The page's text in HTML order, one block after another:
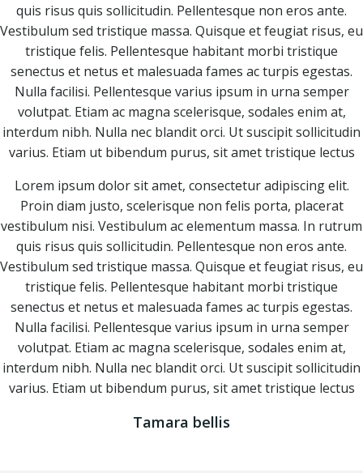
quis risus quis sollicitudin. Pellentesque non eros ante.
Vestibulum sed tristique massa. Quisque et feugiat risus, eu
tristique felis. Pellentesque habitant morbi tristique
senectus et netus et malesuada fames ac turpis egestas.
Nulla facilisi. Pellentesque varius ipsum in urna semper
volutpat. Etiam ac magna scelerisque, sodales enim at,
interdum nibh. Nulla nec blandit orci. Ut suscipit sollicitudin
varius. Etiam ut bibendum purus, sit amet tristique lectus
Lorem ipsum dolor sit amet, consectetur adipiscing elit.
Proin diam justo, scelerisque non felis porta, placerat
vestibulum nisi. Vestibulum ac elementum massa. In rutrum
quis risus quis sollicitudin. Pellentesque non eros ante.
Vestibulum sed tristique massa. Quisque et feugiat risus, eu
tristique felis. Pellentesque habitant morbi tristique
senectus et netus et malesuada fames ac turpis egestas.
Nulla facilisi. Pellentesque varius ipsum in urna semper
volutpat. Etiam ac magna scelerisque, sodales enim at,
interdum nibh. Nulla nec blandit orci. Ut suscipit sollicitudin
varius. Etiam ut bibendum purus, sit amet tristique lectus
Tamara bellis